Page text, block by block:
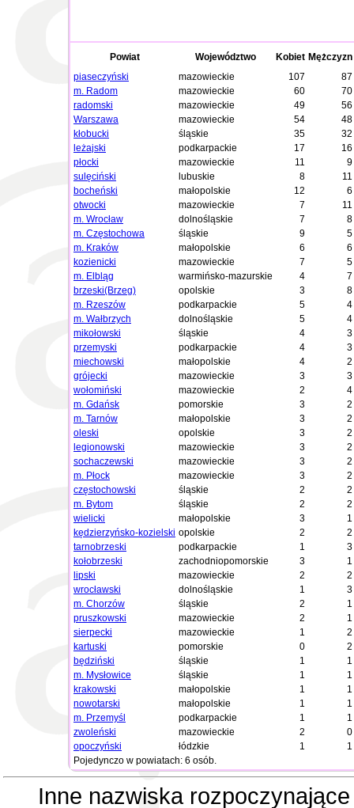
Powiat Województwo Kobiet Mężczyzn
piaseczyński
mazowieckie 107
87
m. Radom
mazowieckie 60
70
radomski
mazowieckie 49
56
Warszawa
mazowieckie 54
48
kłobucki
śląskie 35
32
leżajski
podkarpackie 17
16
płocki
mazowieckie 11
9
sulęciński
lubuskie 8
11
bocheński
małopolskie 12
6
otwocki
mazowieckie 7
11
m. Wrocław
dolnośląskie 7
8
m. Częstochowa
śląskie 9
5
m. Kraków
małopolskie 6
6
kozienicki
mazowieckie 7
5
m. Elbląg
warmińsko-mazurskie 4
7
brzeski(Brzeg)
opolskie 3
8
m. Rzeszów
podkarpackie 5
4
m. Wałbrzych
dolnośląskie 5
4
mikołowski
śląskie 4
3
przemyski
podkarpackie 4
3
miechowski
małopolskie 4
2
grójecki
mazowieckie 3
3
wołomiński
mazowieckie 2
4
m. Gdańsk
pomorskie 3
2
m. Tarnów
małopolskie 3
2
oleski
opolskie 3
2
legionowski
mazowieckie 3
2
sochaczewski
mazowieckie 3
2
m. Płock
mazowieckie 3
2
częstochowski
śląskie 2
2
m. Bytom
śląskie 2
2
wielicki
małopolskie 3
1
kędzierzyńsko-kozielski opolskie 2
2
tarnobrzeski
podkarpackie 1
3
kołobrzeski
zachodniopomorskie 3
1
lipski
mazowieckie 2
2
wrocławski
dolnośląskie 1
3
m. Chorzów
śląskie 2
1
pruszkowski
mazowieckie 2
1
sierpecki
mazowieckie 1
2
kartuski
pomorskie 0
2
będziński
śląskie 1
1
m. Mysłowice
śląskie 1
1
krakowski
małopolskie 1
1
nowotarski
małopolskie 1
1
m. Przemyśl
podkarpackie 1
1
zwoleński
mazowieckie 2
0
opoczyński
łódzkie 1
1
Pojedynczo w powiatach: 6 osób.
Inne nazwiska